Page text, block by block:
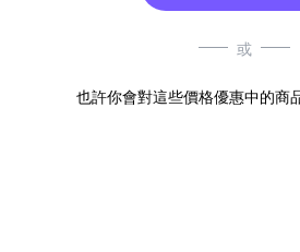
或
也許你會對這些價格優惠中的商